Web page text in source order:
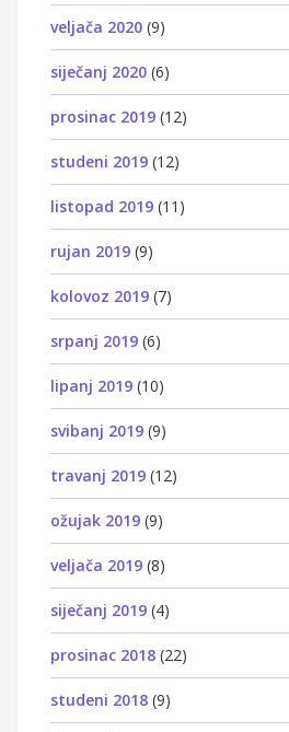
veljača 2020 (9)
siječanj 2020 (6)
prosinac 2019 (12)
studeni 2019 (12)
listopad 2019 (11)
rujan 2019 (9)
kolovoz 2019 (7)
srpanj 2019 (6)
lipanj 2019 (10)
svibanj 2019 (9)
travanj 2019 (12)
ožujak 2019 (9)
veljača 2019 (8)
siječanj 2019 (4)
prosinac 2018 (22)
studeni 2018 (9)